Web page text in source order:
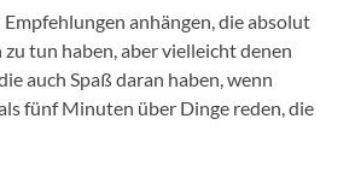
Empfehlungen anhängen, die absolut
tun haben, aber vielleicht denen
auch Spaß daran haben, wenn
fünf Minuten über Dinge reden, die